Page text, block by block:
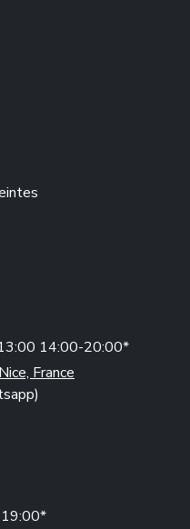
14:00-20:00*
France
19:00*